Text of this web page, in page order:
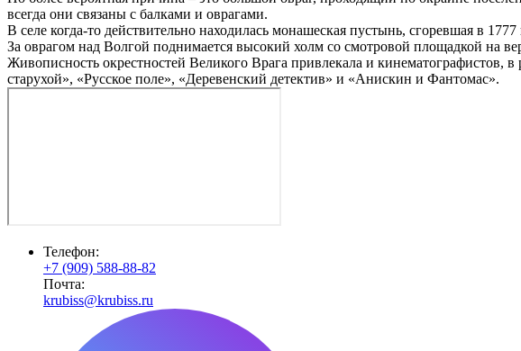
всегда они связаны с балками и оврагами.
В селе когда-то действительно находилась монашеская пустынь, сгоревшая в
За оврагом над Волгой поднимается высокий холм со смотровой площадкой на
Живописность окрестностей Великого Врага привлекала и
старухой», «Русское поле», «Деревенский детектив» и «Анискин и Фантомас».
Телефон:
+7 (909) 588-88-82
Почта:
krubiss@krubiss.ru